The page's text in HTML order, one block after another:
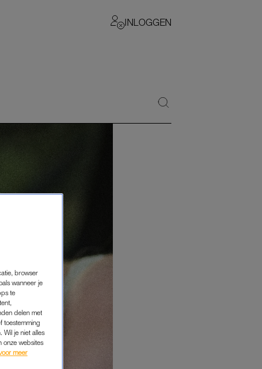
INLOGGEN
browser
wanneer je
te
delen met
toestemming
Wil je niet alles
onze websites
meer